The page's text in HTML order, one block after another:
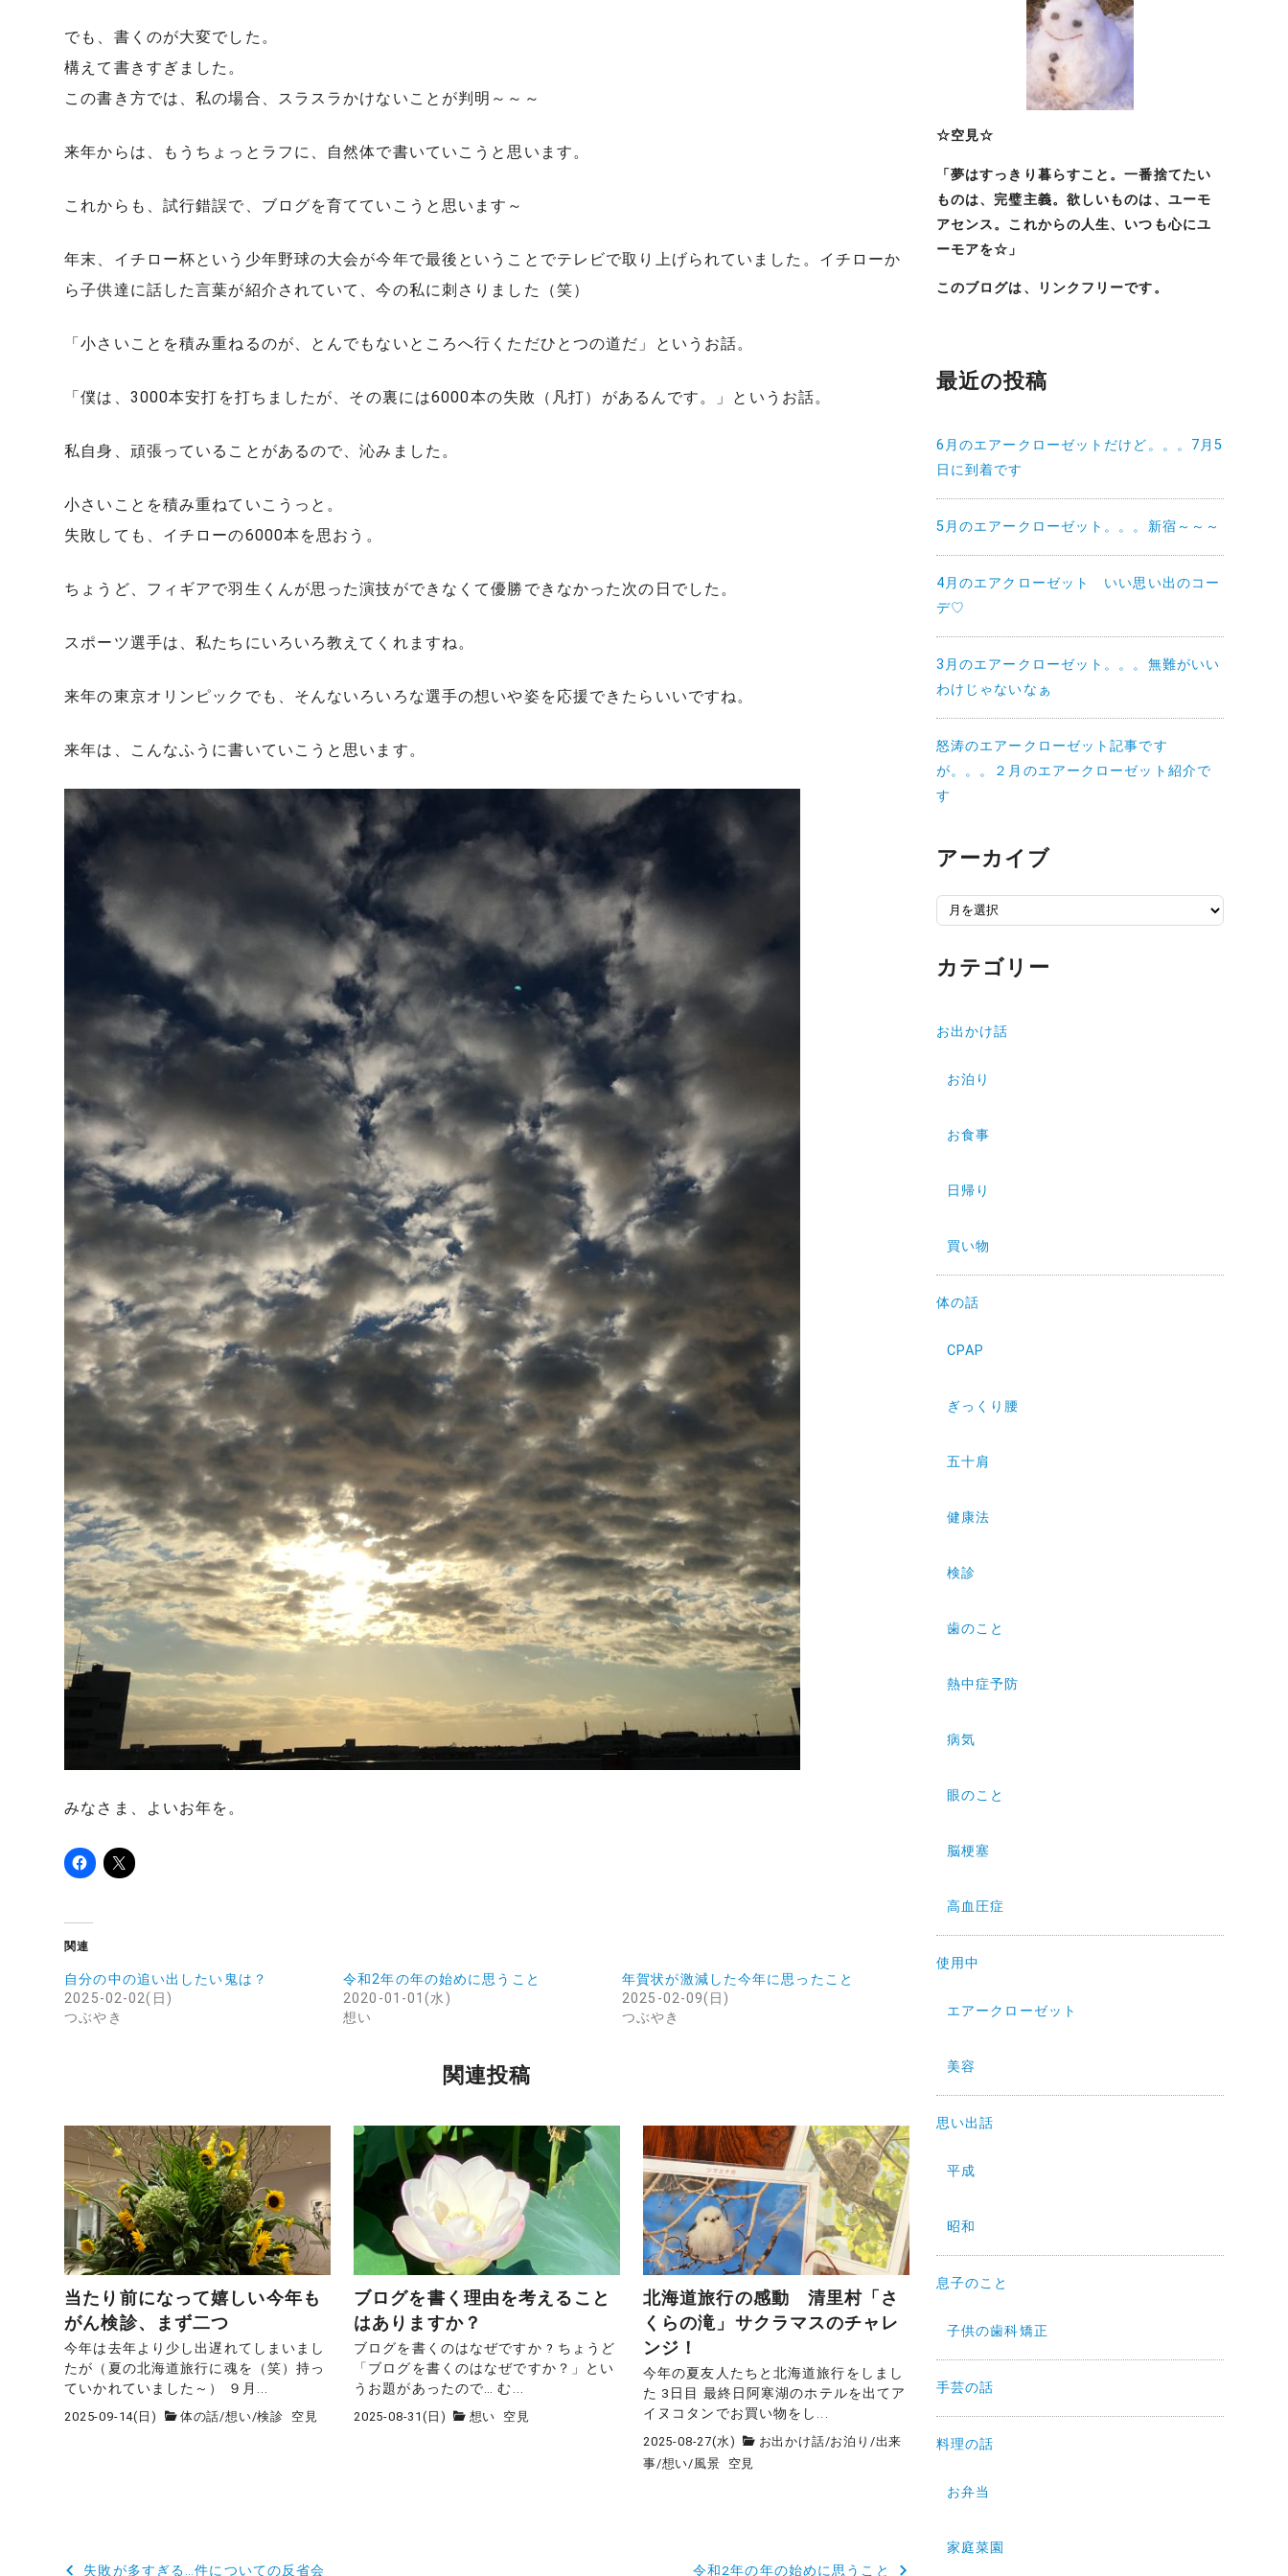
でも、書くのが大変でした。
構えて書きすぎました。
この書き方では、私の場合、スラスラかけないことが判明～～～
来年からは、もうちょっとラフに、自然体で書いていこうと思います。
これからも、試行錯誤で、ブログを育てていこうと思います～
年末、イチロー杯という少年野球の大会が今年で最後ということでテレビで取り上げられていました。イチローか
ら子供達に話した言葉が紹介されていて、今の私に刺さりました（笑）
「小さいことを積み重ねるのが、とんでもないところへ行くただひとつの道だ」というお話。
「僕は、3000本安打を打ちましたが、その裏には6000本の失敗（凡打）があるんです。」というお話。
私自身、頑張っていることがあるので、沁みました。
小さいことを積み重ねていこうっと。
失敗しても、イチローの6000本を思おう。
ちょうど、フィギアで羽生くんが思った演技ができなくて優勝できなかった次の日でした。
スポーツ選手は、私たちにいろいろ教えてくれますね。
来年の東京オリンピックでも、そんないろいろな選手の想いや姿を応援できたらいいですね。
来年は、こんなふうに書いていこうと思います。
みなさま、よいお年を。
関連
自分の中の追い出したい鬼は？
2025-02-02(日)
つぶやき
令和2年の年の始めに思うこと
2020-01-01(水)
想い
年賀状が激減した今年に思ったこと
2025-02-09(日)
つぶやき
関連投稿
当たり前になって嬉しい今年も
がん検診、まず二つ
今年は去年より少し出遅れてしまいまし
たが（夏の北海道旅行に魂を（笑）持っ
ていかれていました～） ９月...
2025-09-14(日) 体の話/想い/検診 空見
ブログを書く理由を考えること
はありますか？
ブログを書くのはなぜですか ? ちょうど
「ブログを書くのはなぜですか？」とい
うお題があったので… む...
2025-08-31(日) 想い 空見
北海道旅行の感動 清里村「さ
くらの滝」サクラマスのチャレ
ンジ！
今年の夏友人たちと北海道旅行をしまし
た 3日目 最終日阿寒湖のホテルを出てア
イヌコタンでお買い物をし...
2025-08-27(水) お出かけ話/お泊り /出来
事/想い/風景 空見
投
失敗が多すぎる…件についての反省会 令和2年の年の始めに思うこと
☆空見☆
「夢はすっきり暮らすこと。一番捨てたい
ものは、完璧主義。欲しいものは、ユーモ
アセンス。これからの人生、いつも心にユ
ーモアを☆」
このブログは、リンクフリーです。
最近の投稿
6月のエアークローゼットだけど。。。7月5
日に到着です
5月のエアークローゼット。。。新宿～～～
4月のエアクローゼット いい思い出のコー
デ♡
3月のエアークローゼット。。。無難がいい
わけじゃないなぁ
怒涛のエアークローゼット記事です
が。。。２月のエアークローゼット紹介で
す
アーカイブ
ー
カ
イ
カテゴリー
お出かけ話
お泊り
お食事
日帰り
買い物
体の話
CPAP
ぎっくり腰
五十肩
健康法
検診
歯のこと
熱中症予防
病気
眼のこと
脳梗塞
高血圧症
使用中
エアークローゼット
美容
思い出話
平成
昭和
息子のこと
子供の歯科矯正
手芸の話
料理の話
お弁当
家庭菜園